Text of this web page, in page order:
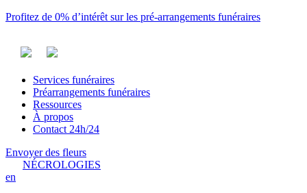
Profitez de 0% d’intérêt sur les pré-arrangements funéraires
Services funéraires
Préarrangements funéraires
Ressources
À propos
Contact 24h/24
Envoyer des fleurs
NÉCROLOGIES
en